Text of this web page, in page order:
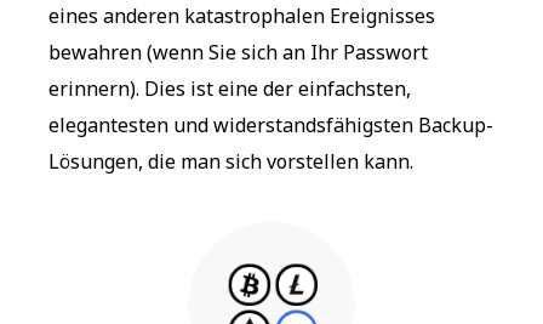
eines anderen katastrophalen Ereignisses
bewahren (wenn Sie sich an Ihr Passwort
erinnern). Dies ist eine der einfachsten,
elegantesten und widerstandsfähigsten Backup-
Lösungen, die man sich vorstellen kann.